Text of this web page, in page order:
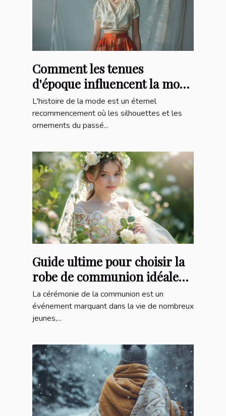
Comment les tenues
d'époque influencent la mode
contemporaine
L'histoire de la mode est un éternel
recommencement où les silhouettes et les
ornements du passé...
Guide ultime pour choisir la
robe de communion idéale
en 2024
La cérémonie de la communion est un
événement marquant dans la vie de nombreux
jeunes,...